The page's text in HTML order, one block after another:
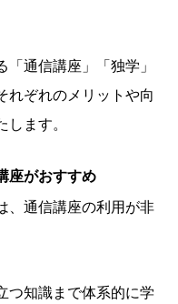
通信講座」「独学」
れぞれのメリットや向
ます。
座がおすすめ
、通信講座の利用が非
つ知識まで体系的に学